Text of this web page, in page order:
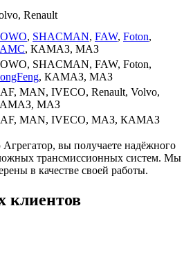
Renault
, SHACMAN, FAW, Foton,
, КАМАЗ, МАЗ
SHACMAN, FAW, Foton,
, КАМАЗ, МАЗ
MAN, IVECO, Renault, Volvo,
МАЗ
MAN, IVECO, МАЗ, КАМАЗ
вы получаете надёжного
трансмиссионных систем. Мы
в качестве своей работы.